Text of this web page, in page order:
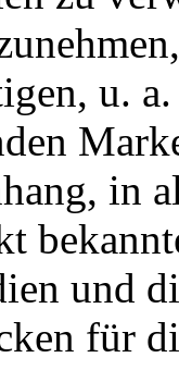
u.
in
und
für